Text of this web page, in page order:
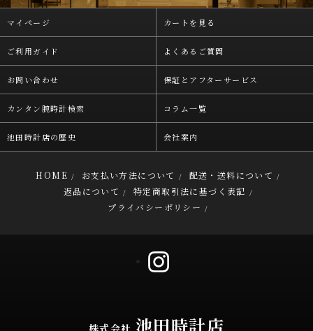
マイページ カートを見る
ご利用ガイド よくあるご質問
お問い合わせ 保証とアフターサービス
カンタン腕時計検索 コラム一覧
池田時計店の歴史 会社案内
HOME / お支払い方法について / 配送・送料について /
返品について / 特定商取引法に基づく表記 /
プライバシーポリシー /
池田時計店